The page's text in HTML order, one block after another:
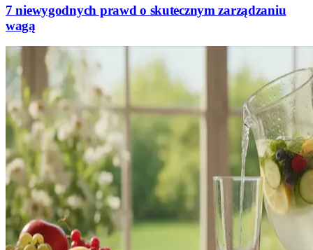
7 niewygodnych prawd o skutecznym zarządzaniu
wagą